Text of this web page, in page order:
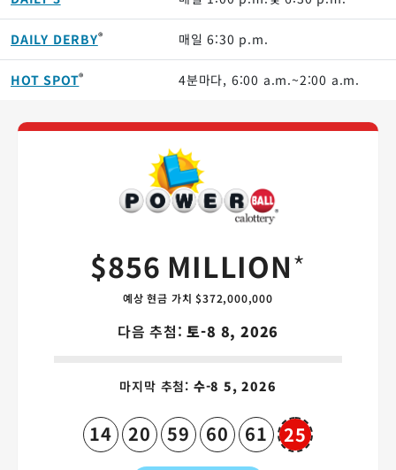
DAILY DERBY® 매일6:30 p.m.
HOT SPOT® 4분마다, 6:00 a.m.~2:00 a.m.
Powerball 게
$856 MILLION*
예상 현금 가치 $372,000,000
다음 추첨:토-8 8, 2026
마지막 추첨: 수-8 5, 2026
14 20 59 60 61 25Powerball